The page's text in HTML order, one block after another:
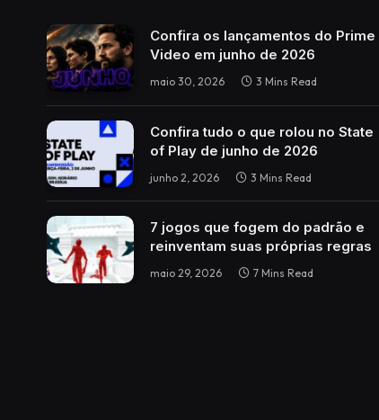
Confira os lançamentos do Prime
Video em junho de 2026
maio 30, 2026 3 Mins Read
Confira tudo o que rolou no State
of Play de junho de 2026
junho 2, 2026 3 Mins Read
7 jogos que fogem do padrão e
reinventam suas próprias regras
maio 29, 2026 7 Mins Read